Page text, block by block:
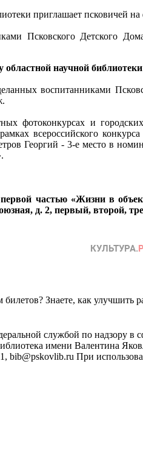
приглашает псковичей на
Псковского Детского
областной научной
воспитанниками
фотоконкурсах и
всероссийского
Георгий - 3-е место в
частью «Жизни в
д. 2, первый, второй,
Знаете, как улучшить
службой по надзору в
имени Валентина
bib@pskovlib.ru При